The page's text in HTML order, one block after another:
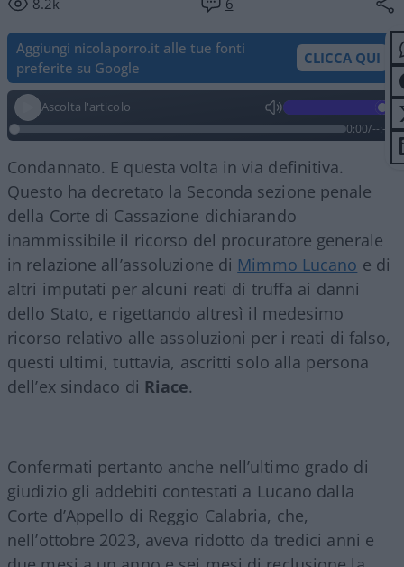
Aggiungi nicolaporro.it alle tue fonti
preferite su Google
CLICCA QUI
Ascolta l'articolo
0:00/--:--
Condannato. E questa volta in via definitiva.
Questo ha decretato la Seconda sezione penale
della Corte di Cassazione dichiarando
inammissibile il ricorso del procuratore generale
in relazione all’assoluzione di Mimmo Lucano e di
altri imputati per alcuni reati di truffa ai danni
dello Stato, e rigettando altresì il medesimo
ricorso relativo alle assoluzioni per i reati di falso,
questi ultimi, tuttavia, ascritti solo alla persona
dell’ex sindaco di Riace.
Confermati pertanto anche nell’ultimo grado di
giudizio gli addebiti contestati a Lucano dalla
Corte d’Appello di Reggio Calabria, che,
nell’ottobre 2023, aveva ridotto da tredici anni e